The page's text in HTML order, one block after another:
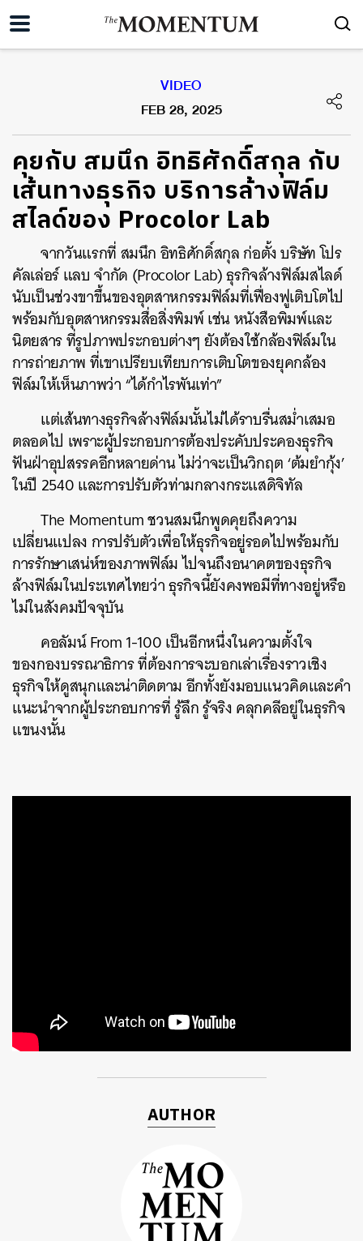
VIDEO
FEB 28, 2025
คุยกับ สมนึก อิทธิศักดิ์สกุล กับ
เส้นทางธุรกิจ บริการล้างฟิล์ม
สไลด์ของ Procolor Lab
จากวันแรกที่ สมนึก อิทธิศักดิ์สกุล ก่อตั้ง บริษัท โปร
คัลเล่อร์ แลบ จำกัด (Procolor Lab) ธุรกิจล้างฟิล์มสไลด์
นับเป็นช่วงขาขึ้นของอุตสาหกรรมฟิล์มที่เฟื่องฟูเติบโตไป
พร้อมกับอุตสาหกรรมสื่อสิ่งพิมพ์ เช่น หนังสือพิมพ์และ
นิตยสาร ที่รูปภาพประกอบต่างๆ ยังต้องใช้กล้องฟิล์มใน
การถ่ายภาพ ที่เขาเปรียบเทียบการเติบโตของยุคกล้อง
ฟิล์มให้เห็นภาพว่า “ได้กำไรพันเท่า”
แต่เส้นทางธุรกิจล้างฟิล์มนั้นไม่ได้ราบรื่นสม่ำเสมอ
ตลอดไป เพราะผู้ประกอบการต้องประคับประคองธุรกิจ
ฟันฝ่าอุปสรรคอีกหลายด่าน ไม่ว่าจะเป็นวิกฤต ‘ต้มยำกุ้ง’
ในปี 2540 และการปรับตัวท่ามกลางกระแสดิจิทัล
The Momentum ชวนสมนึกพูดคุยถึงความ
เปลี่ยนแปลง การปรับตัวเพื่อให้ธุรกิจอยู่รอดไปพร้อมกับ
การรักษาเสน่ห์ของภาพฟิล์ม ไปจนถึงอนาคตของธุรกิจ
ล้างฟิล์มในประเทศไทยว่า ธุรกิจนี้ยังคงพอมีที่ทางอยู่หรือ
ไม่ในสังคมปัจจุบัน
คอลัมน์ From 1-100 เป็นอีกหนึ่งในความตั้งใจ
ของกองบรรณาธิการ ที่ต้องการจะบอกเล่าเรื่องราวเชิง
ธุรกิจให้ดูสนุกและน่าติดตาม อีกทั้งยังมอบแนวคิดและคำ
แนะนำจากผู้ประกอบการที่ รู้ลึก รู้จริง คลุกคลีอยู่ในธุรกิจ
แขนงนั้น
AUTHOR